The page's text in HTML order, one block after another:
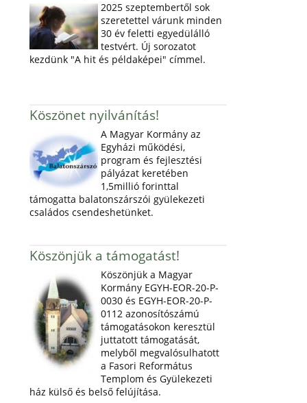
2025 szeptembertől sok
szeretettel várunk minden
30 év feletti egyedülálló
testvért. Új sorozatot
kezdünk "A hit és példaképei" címmel.
Köszönet nyilvánítás!
A Magyar Kormány az
Egyházi működési,
program és fejlesztési
pályázat keretében
1,5millió forinttal
támogatta balatonszárszói gyülekezeti
családos csendeshetünket.
Köszönjük a támogatást!
Köszönjük a Magyar
Kormány EGYH-EOR-20-P-
0030 és EGYH-EOR-20-P-
0112 azonosítószámú
támogatásokon keresztül
juttatott támogatását,
melyből megvalósulhatott
a Fasori Református
Templom és Gyülekezeti
ház külső és belső felújítása.